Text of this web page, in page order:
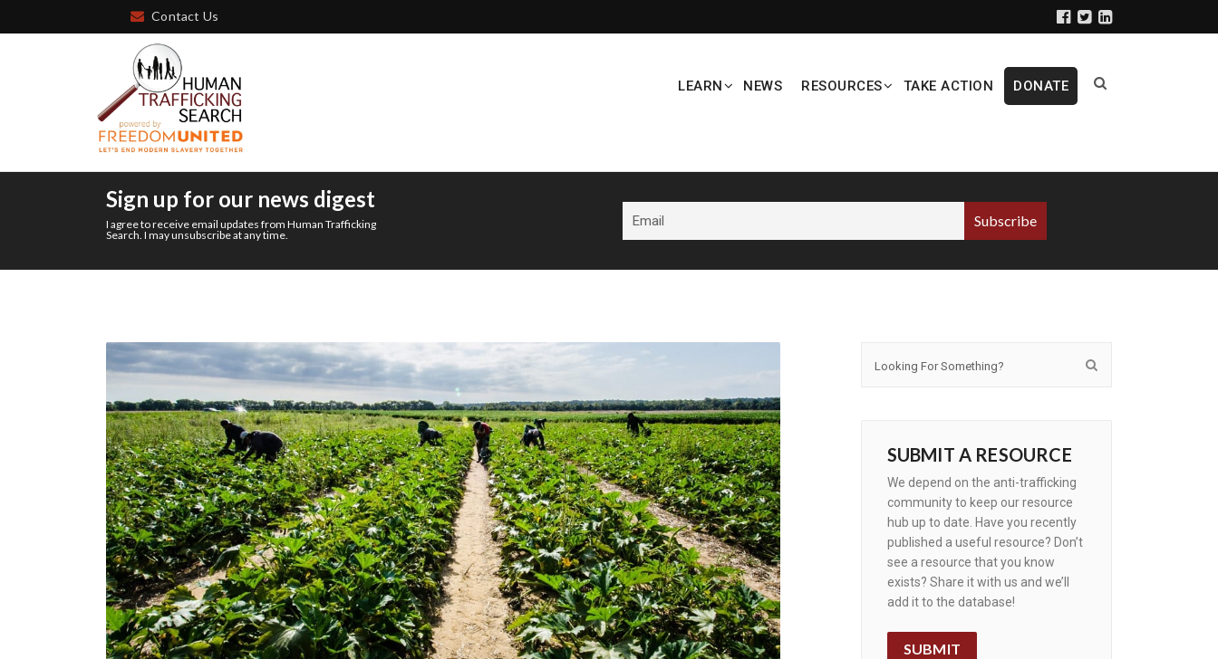
Contact Us
LEARN NEWS RESOURCES TAKE ACTION DONATE
Sign up for our news digest
I agree to receive email updates from Human Trafficking
Search. I may unsubscribe at any time.
SUBMIT A RESOURCE
We depend on the anti-trafficking
community to keep our resource
hub up to date. Have you recently
published a useful resource? Don’t
see a resource that you know
exists? Share it with us and we’ll
add it to the database!
SUBMIT